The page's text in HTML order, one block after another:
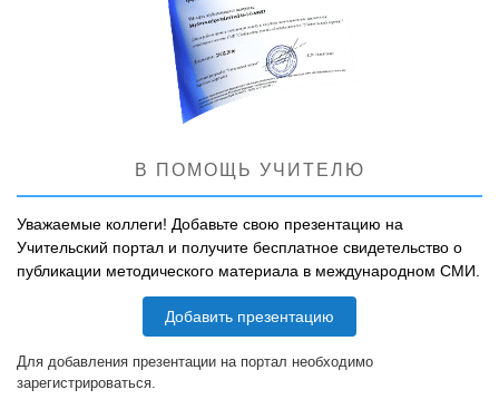
В ПОМОЩЬ УЧИТЕЛЮ
Уважаемые коллеги! Добавьте свою презентацию на
Учительский портал и получите бесплатное свидетельство о
публикации методического материала в международном СМИ.
Добавить презентацию
Для добавления презентации на портал необходимо
зарегистрироваться.